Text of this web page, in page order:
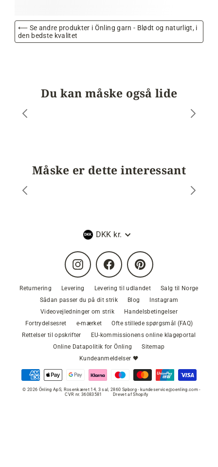
⟵ Se andre produkter i Önling garn - Blødt og naturligt, i
den bedste kvalitet
Du kan måske også lide
Måske er dette interessant
Valuta
DKK kr.
Instagram Facebook Pinterest
Returnering Levering Levering til udlandet
Salg til Norge
Sådan passer du på dit strik
Blog
Instagram
Videovejledninger om strik
Handelsbetingelser
Fortrydelsesret
e-mærket
Ofte stillede spørgsmål (FAQ)
Rettelser til opskrifter
EU-kommissionens online klageportal
Online Datapolitik for Önling
Sitemap
Kundeanmeldelser 🖤
© 2026 Önling ApS, Rosenkæret 14, 3 sal, 2860 Søborg - kundeservice@oenling.com -
CVR nr. 36083581
Drevet af Shopify